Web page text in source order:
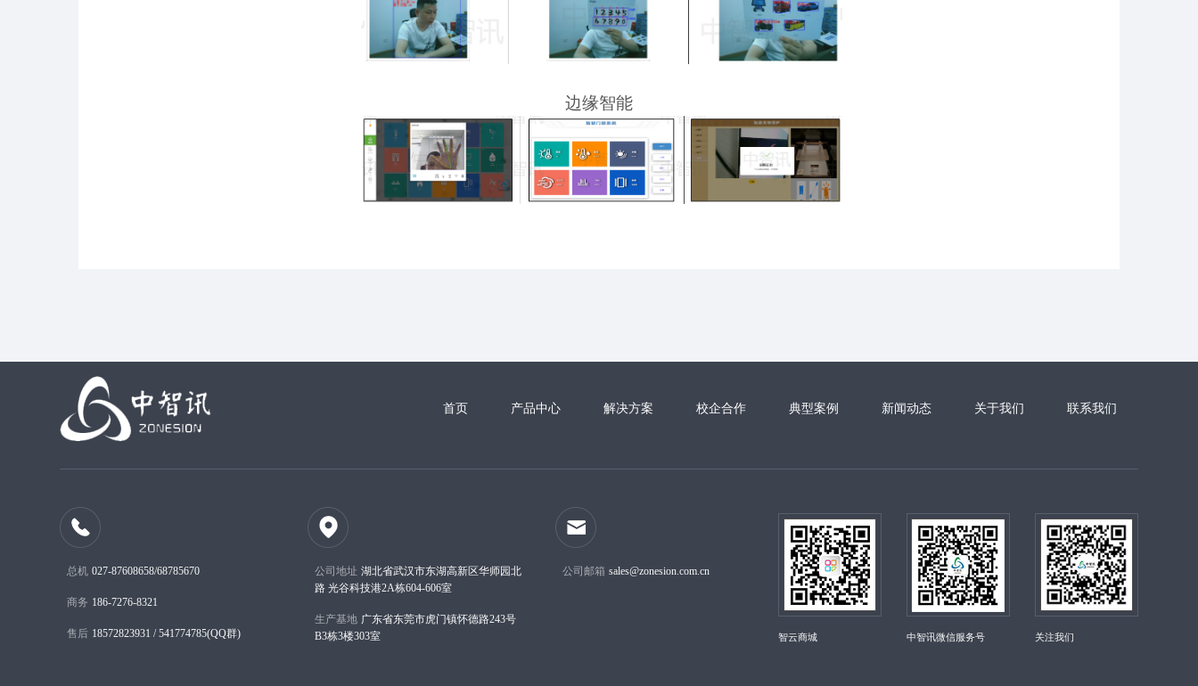
边缘智能
首页 产品中心 解决方案 校企合作 典型案例 新闻动态 关于我们 联系我们
总机 027-87608658/68785670
商务 186-7276-8321
售后 18572823931 / 541774785(QQ群)
公司地址 湖北省武汉市东湖高新区华师园北
路 光谷科技港2A栋604-606室
生产基地 广东省东莞市虎门镇怀德路243号
B3栋3楼303室
公司邮箱 sales@zonesion.com.cn
智云商城 中智讯微信服务号 关注我们